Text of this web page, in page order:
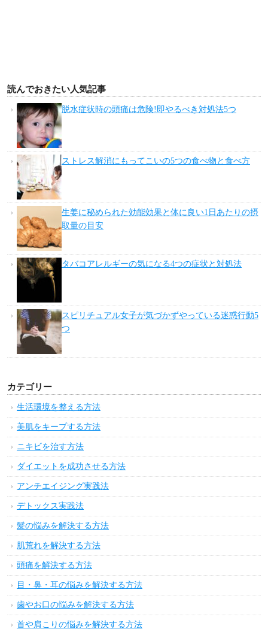
読んでおきたい人気記事
脱水症状時の頭痛は危険!即やるべき対処法5つ
ストレス解消にもってこいの5つの食べ物と食べ方
生姜に秘められた効能効果と体に良い1日あたりの摂
取量の目安
タバコアレルギーの気になる4つの症状と対処法
スピリチュアル女子が気づかずやっている迷惑行動5
つ
カテゴリー
生活環境を整える方法
美肌をキープする方法
ニキビを治す方法
ダイエットを成功させる方法
アンチエイジング実践法
デトックス実践法
髪の悩みを解決する方法
肌荒れを解決する方法
頭痛を解決する方法
目・鼻・耳の悩みを解決する方法
歯やお口の悩みを解決する方法
首や肩こりの悩みを解決する方法